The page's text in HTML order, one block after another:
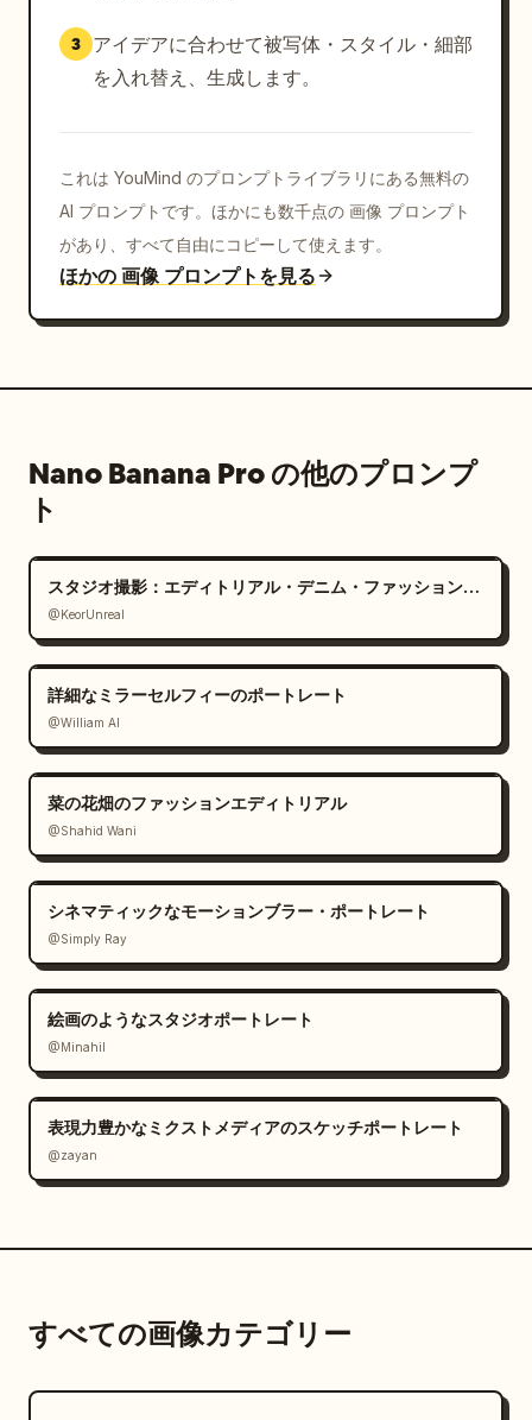
3
アイデアに合わせて被写体・スタイル・細部
を入れ替え、生成します。
これは YouMind のプロンプトライブラリにある無料の
AI プロンプトです。ほかにも数千点の 画像 プロンプト
があり、すべて自由にコピーして使えます。
ほかの 画像 プロンプトを見る
Nano Banana Pro の他のプロンプ
ト
スタジオ撮影：エディトリアル・デニム・ファッションポートレート
@KeorUnreal
詳細なミラーセルフィーのポートレート
@William AI
菜の花畑のファッションエディトリアル
@Shahid Wani
シネマティックなモーションブラー・ポートレート
@Simply Ray
絵画のようなスタジオポートレート
@Minahil
表現力豊かなミクストメディアのスケッチポートレート
@zayan
すべての画像カテゴリー